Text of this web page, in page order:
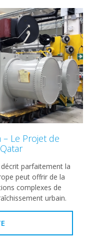
Le Projet de
parfaitement la
peut offrir de la
complexes de
urbain.